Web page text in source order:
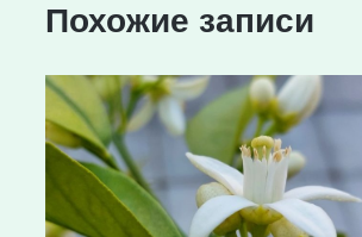
Похожие записи